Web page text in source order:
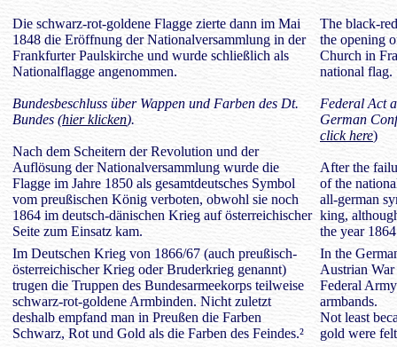
Die schwarz-rot-goldene Flagge zierte dann im Mai
1848 die Eröffnung der Nationalversammlung in der
Frankfurter Paulskirche und wurde schließlich als
Nationalflagge angenommen.
Bundesbeschluss über Wappen und Farben des Dt.
Bundes (hier klicken).
Nach dem Scheitern der Revolution und der
Auflösung der Nationalversammlung wurde die
Flagge im Jahre 1850 als gesamtdeutsches Symbol
vom preußischen König verboten, obwohl sie noch
1864 im deutsch-dänischen Krieg auf österreichischer
Seite zum Einsatz kam.
The black-
the opening
Church in
national flag.
Federal Act
German
click here)
After the
of the
all-german
king,
the year
Im Deutschen Krieg von 1866/67 (auch preußisch-
österreichischer Krieg oder Bruderkrieg genannt)
trugen die Truppen des Bundesarmeekorps teilweise
schwarz-rot-goldene Armbinden. Nicht zuletzt
deshalb empfand man in Preußen die Farben
Schwarz, Rot und Gold als die Farben des Feindes.²
In the
Austrian
Federal
armbands.
Not least
gold were